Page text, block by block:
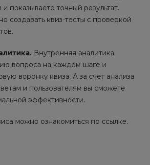
и показываете точный результат.
создавать квиз-тесты с проверкой
Внутренняя аналитика
вопроса на каждом шаге и
воронку квиза. А за счет анализа
и пользователям вы сможете
эффективности.
можно ознакомиться по ссылке.